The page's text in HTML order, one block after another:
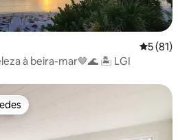
5 de uma
5 (81)
à beira-mar🤎🌊 🏝 LGI
dos hóspedes